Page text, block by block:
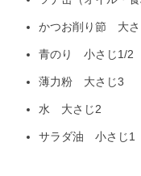
かつお削り節 大さ
青のり 小さじ1/2
薄力粉 大さじ3
水 大さじ2
サラダ油 小さじ1